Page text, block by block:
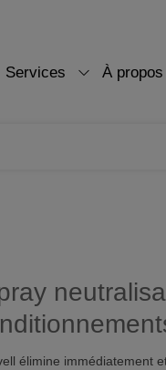
Services À
élimine immédiatement